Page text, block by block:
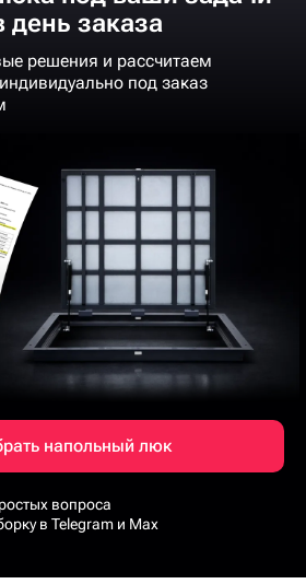
день заказа
решения и рассчитаем
под заказ
напольный люк
вопроса
в Telegram и Max